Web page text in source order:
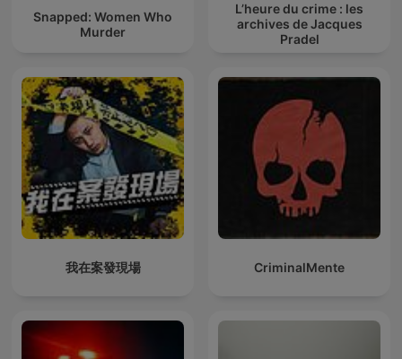
Snapped: Women Who
Murder
L’heure du crime : les
archives de Jacques
Pradel
我在案發現場 CriminalMente